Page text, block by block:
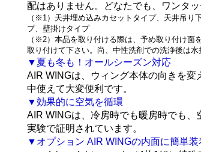
配はありません。どなたでも、ワンタ
（※1）天井埋め込みカセットタイプ、天井吊り
プ、壁掛けタイプ
（※2）本品を取り付ける際は、予め取り付け面
取り付けて下さい。尚、中性洗剤での洗浄後は水
▼ 夏も冬も！オールシーズン対応
AIR WINGは、ウィング本体の向きを変
中使えて大変便利です。
▼効果的に空気を循環
AIR WINGは、冷房時でも暖房時でも、
実験で証明されています。
▼ オプション AIR WINGの内面に簡単装